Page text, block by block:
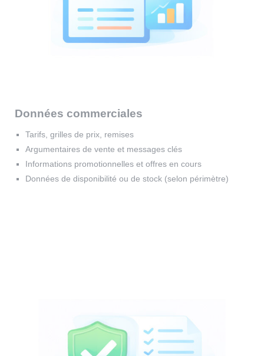
Données commerciales
Tarifs, grilles de prix, remises
Argumentaires de vente et messages clés
Informations promotionnelles et offres en cours
Données de disponibilité ou de stock (selon périmètre)